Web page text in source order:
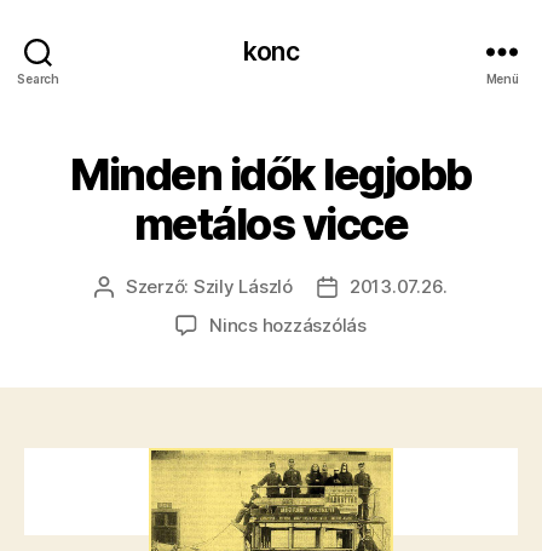
Search
konc
Menü
Minden idők legjobb
metálos vicce
Bejegyzés
Szerző: Szily László
Bejegyzés
dátuma
2013.07.26.
Nincs hozzászólása(z)
vicce
bejegyzéshez